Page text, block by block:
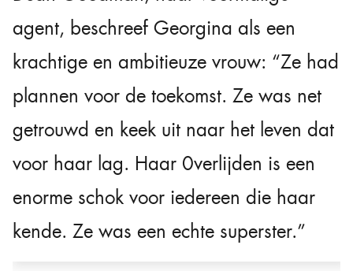
agent, beschreef Georgina als een
krachtige en ambitieuze vrouw: “Ze had
plannen voor de toekomst. Ze was net
getrouwd en keek uit naar het leven dat
voor haar lag. Haar 0verlijden is een
enorme schok voor iedereen die haar
kende. Ze was een echte superster.”